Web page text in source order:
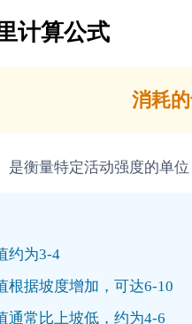
计算公式
消耗
是衡量特定活动强度的单
约为3-4
根据坡度增加，可达6-10
通常比上坡低，约为4-6